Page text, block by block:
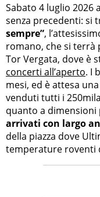
Sabato 4 luglio 2026
senza precedenti: si
sempre”,
romano, che si terrà
Tor Vergata, dove è
concerti all’aperto. I
mesi, ed è attesa
venduti tutti i
quanto a dimensioni
arrivati con largo
della piazza dove
temperature roventi